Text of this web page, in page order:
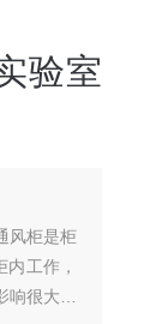
验室
风柜是柜
工作，
很大，